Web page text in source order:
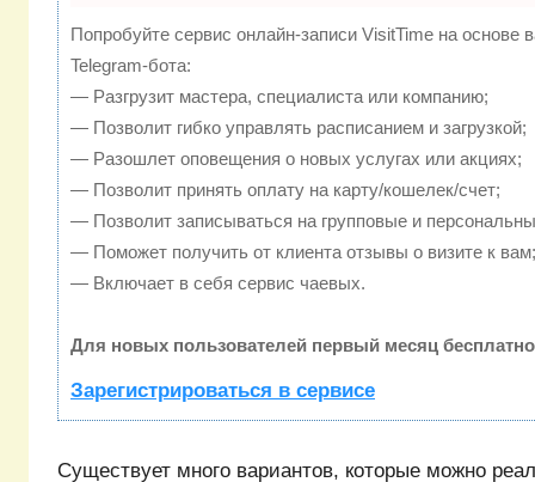
Попробуйте сервис онлайн-записи VisitTime на основе
Telegram-бота:
— Разгрузит мастера, специалиста или компанию;
— Позволит гибко управлять расписанием и загрузкой;
— Разошлет оповещения о новых услугах или акциях;
— Позволит принять оплату на карту/кошелек/счет;
— Позволит записываться на групповые и
— Поможет получить от клиента отзывы о визите к вам;
— Включает в себя сервис чаевых.
Для новых пользователей первый месяц
Зарегистрироваться в сервисе
Существует много вариантов, которые можно